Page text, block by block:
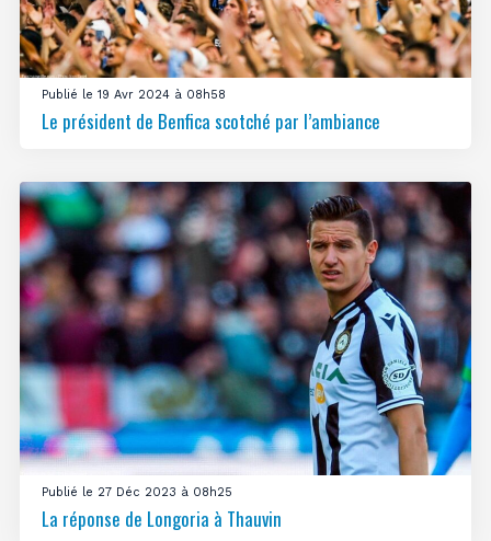
Publié le 19 Avr 2024 à 08h58
Le président de Benfica scotché par l’ambiance
Publié le 27 Déc 2023 à 08h25
La réponse de Longoria à Thauvin